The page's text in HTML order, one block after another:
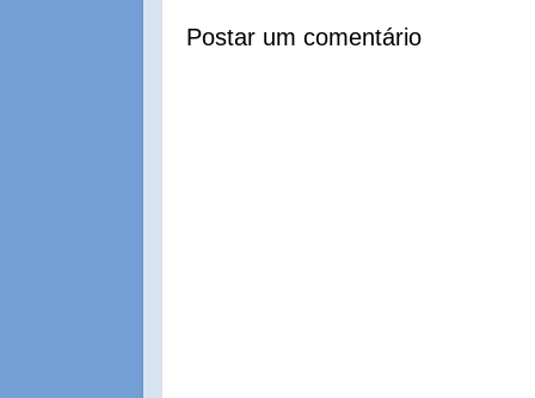
Postar um comentário